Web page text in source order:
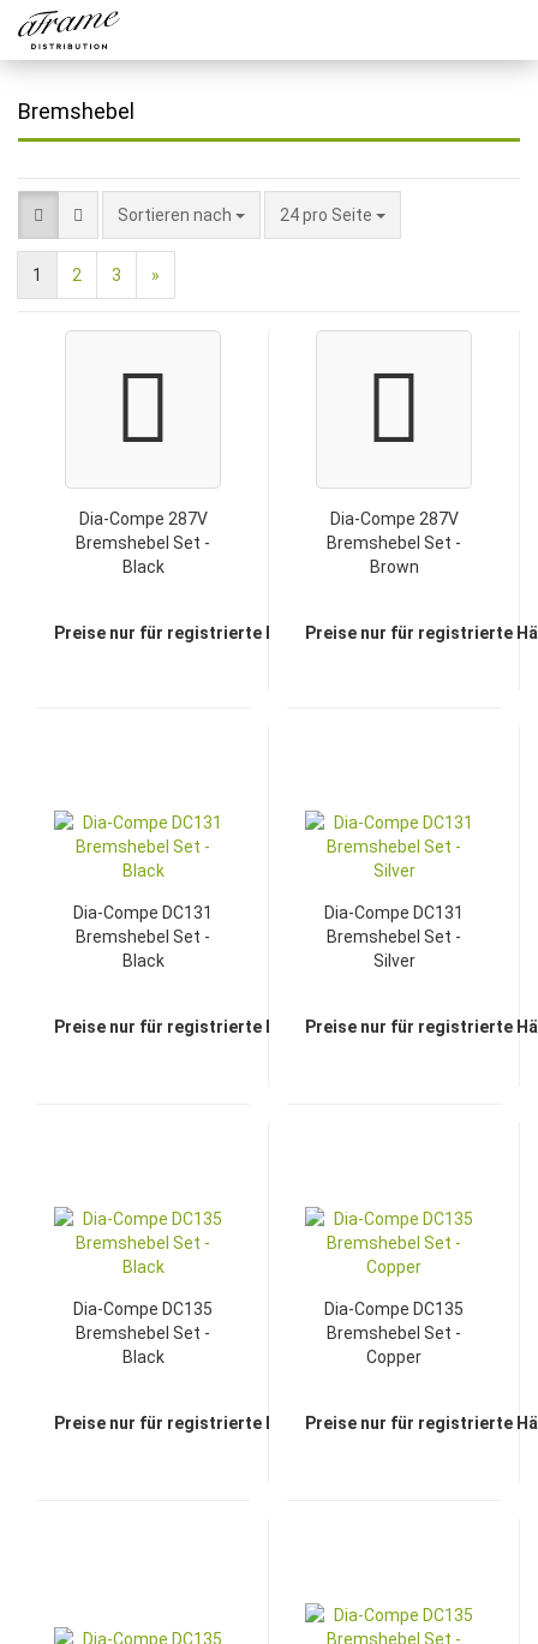
Bremshebel
Sortieren nach 24 pro Seite
1 2 3 »
Dia-Compe 287V
Bremshebel Set -
Black
Preise nur für registrierte Händler sichtbar
Dia-Compe 287V
Bremshebel Set -
Brown
Preise nur für registrierte
Dia-Compe DC131
Bremshebel Set -
Black
Preise nur für registrierte Händler sichtbar
Dia-Compe DC131
Bremshebel Set -
Silver
Preise nur für registrierte
Dia-Compe DC135
Bremshebel Set -
Black
Preise nur für registrierte Händler sichtbar
Dia-Compe DC135
Bremshebel Set -
Copper
Preise nur für registrierte